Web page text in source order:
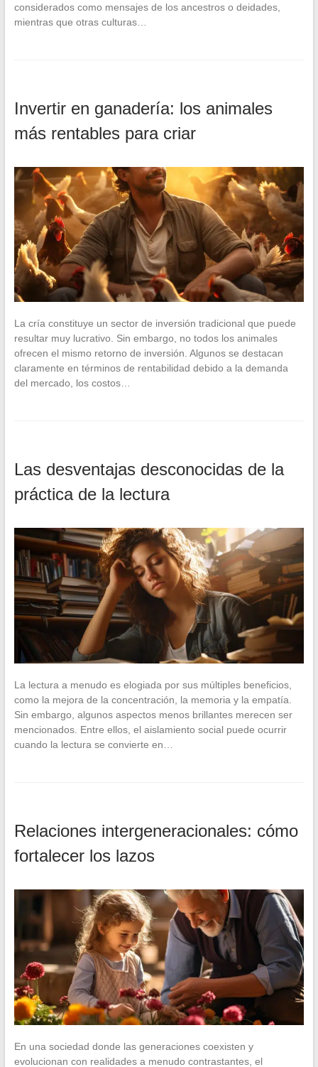
considerados como mensajes de los ancestros o deidades,
mientras que otras culturas…
Invertir en ganadería: los animales
más rentables para criar
La cría constituye un sector de inversión tradicional que puede
resultar muy lucrativo. Sin embargo, no todos los animales
ofrecen el mismo retorno de inversión. Algunos se destacan
claramente en términos de rentabilidad debido a la demanda
del mercado, los costos…
Las desventajas desconocidas de la
práctica de la lectura
La lectura a menudo es elogiada por sus múltiples beneficios,
como la mejora de la concentración, la memoria y la empatía.
Sin embargo, algunos aspectos menos brillantes merecen ser
mencionados. Entre ellos, el aislamiento social puede ocurrir
cuando la lectura se convierte en…
Relaciones intergeneracionales: cómo
fortalecer los lazos
En una sociedad donde las generaciones coexisten y
evolucionan con realidades a menudo contrastantes, el